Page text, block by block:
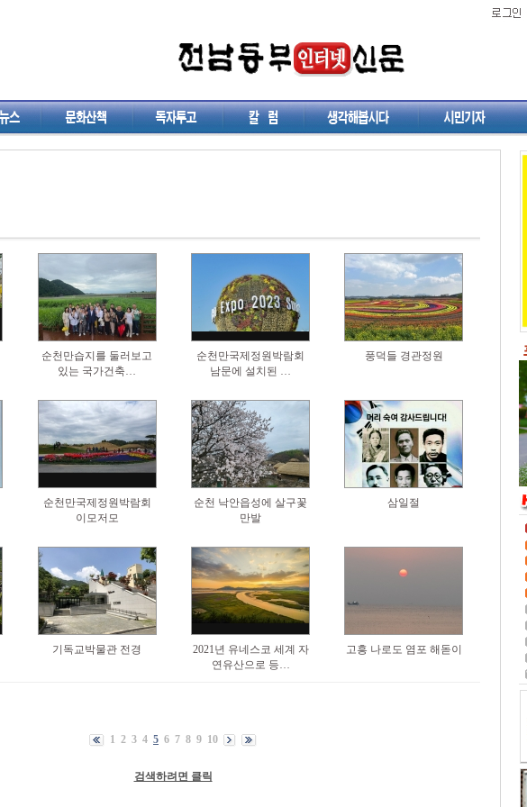
순천만습지를 둘러보고
있는 국가건축…
순천만국제정원박람회
남문에 설치된 …
풍덕들 경관정원
순천만국제정원박람회
이모저모
순천 낙안읍성에 살구꽃
만발
삼일절
기독교박물관 전경
2021년 유네스코 세계 자
연유산으로 등…
고흥 나로도 염포 해돋이
1 2 3 4 5 6 7 8 9 10
검색하려면 클릭